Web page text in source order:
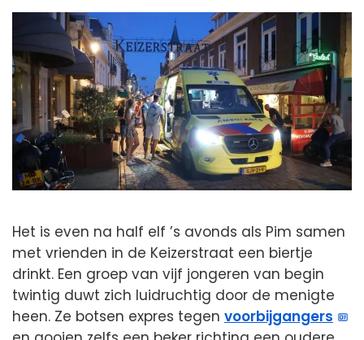
Het is even na half elf ’s avonds als Pim samen
met vrienden in de Keizerstraat een biertje
drinkt. Een groep van vijf jongeren van begin
twintig duwt zich luidruchtig door de menigte
heen. Ze botsen expres tegen voorbijgangers